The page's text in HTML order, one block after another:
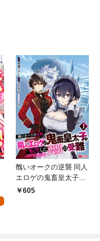
醜いオークの逆襲 同人
エロゲの鬼畜皇太子に
転生した喪男の受難
605